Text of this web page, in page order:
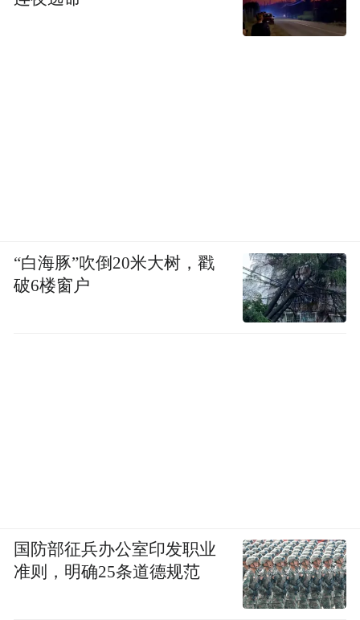
“白海豚”吹倒20米大树，戳
破6楼窗户
国防部征兵办公室印发职业
准则，明确25条道德规范